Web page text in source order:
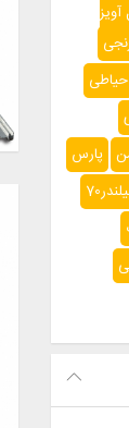
حیاطی
پارس